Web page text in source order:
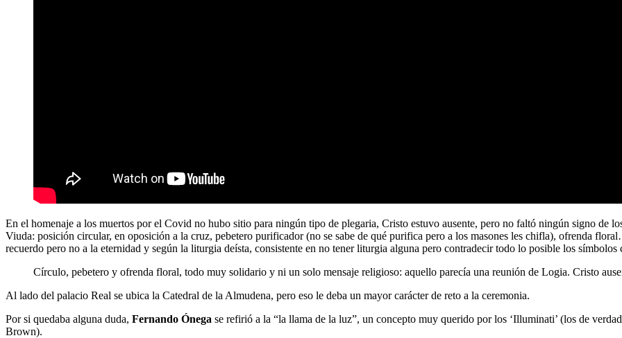
En el homenaje a los muertos por el Covid no hubo sitio para ningún tipo de plegaria, Cristo estuvo ausente, pero no faltó ningún signo de
Viuda: posición circular, en oposición a la cruz, pebetero purificador (no se sabe de qué purifica pero a los masones les chifla), ofrenda
recuerdo pero no a la eternidad y según la liturgia deísta, consistente en no tener liturgia alguna pero contradecir todo lo posible los símbolos
Círculo, pebetero y ofrenda floral, todo muy solidario y ni un solo mensaje religioso: aquello parecía una reunión de Logia. Cristo
Al lado del palacio Real se ubica la Catedral de la Almudena, pero eso le deba un mayor carácter de reto a la ceremonia.
Por si quedaba alguna duda, Fernando Ónega se refirió a la “la llama de la luz”, un concepto muy querido por los ‘Illuminati’ (los de
Brown).